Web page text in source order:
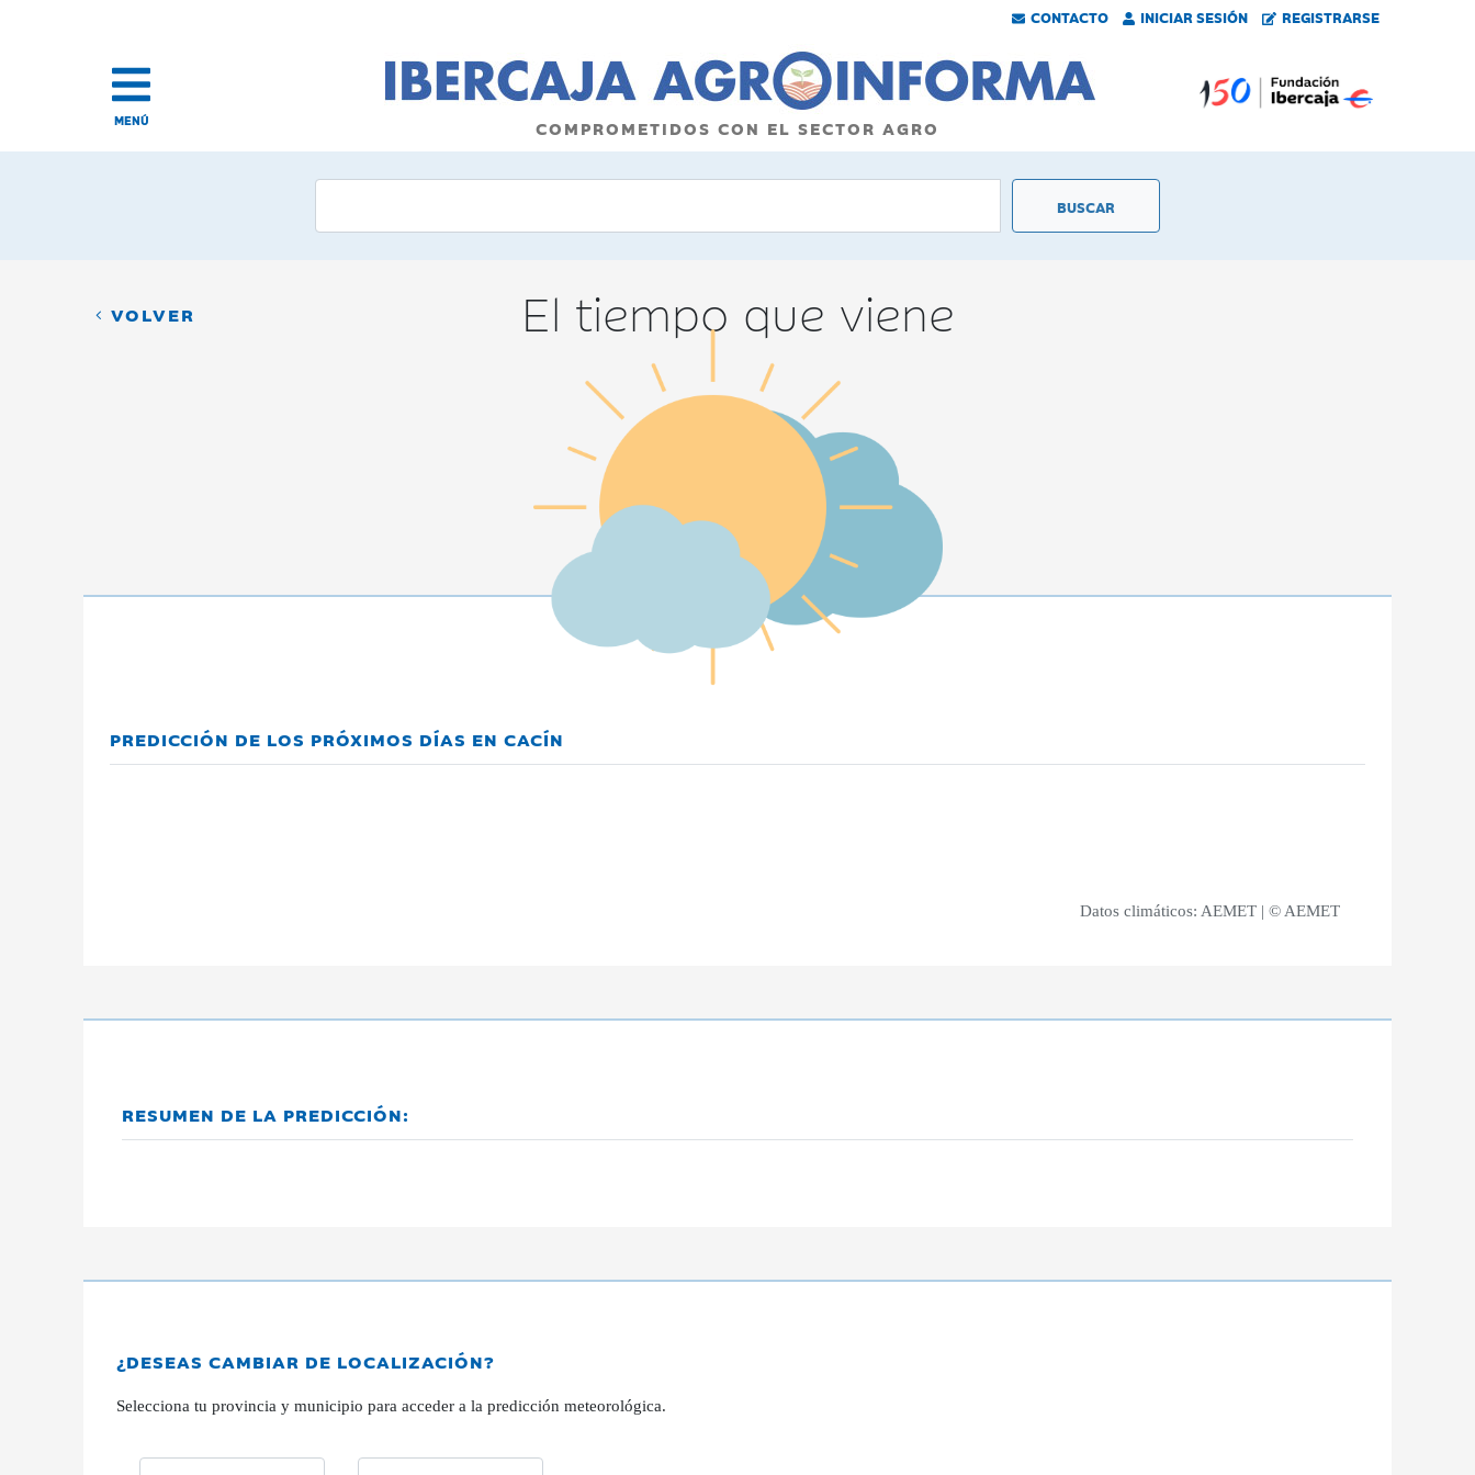
CONTACTO INICIAR SESIÓN REGISTRARSE
MENÚ COMPROMETIDOS CON EL SECTOR AGRO
VOLVER El tiempo que viene
PREDICCIÓN DE LOS PRÓXIMOS DÍAS EN CACÍN
Datos climáticos: AEMET | © AEMET
RESUMEN DE LA PREDICCIÓN:
¿DESEAS CAMBIAR DE LOCALIZACIÓN?
Selecciona tu provincia y municipio para acceder a la predicción meteorológica.